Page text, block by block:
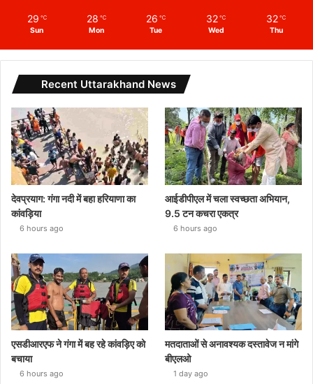
29 ℃
Sun
28 ℃
Mon
26 ℃
Tue
32 ℃
Wed
32 ℃
Thu
Recent Uttarakhand News
देवप्रयाग: गंगा नदी में बहा हरियाणा का
कांवड़िया
6 hours ago
आईडीपीएल में चला स्वच्छता अभियान,
9.5 टन कचरा एकत्र
6 hours ago
एसडीआरएफ ने गंगा में बह रहे कांवड़िए को
बचाया
6 hours ago
मतदाताओं से अनावश्यक दस्तावेज न मांगे
बीएलओ
1 day ago